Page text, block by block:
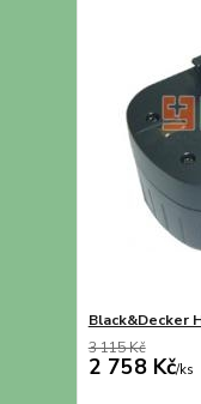
Black&Decker
3 115 Kč
2 758 Kč/ks